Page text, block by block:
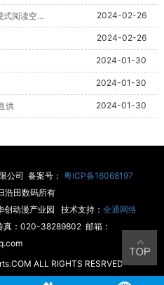
式阅读空... 2024-02-26
2024-02-26
2024-01-30
2024-01-30
供 2024-01-30
公司 备案号： 粤ICP备16068197
浩田数码所有
创动漫产业园 技术支持： 全通网络
：020-38289802 邮箱：
ALL RIGHTS RESRVED